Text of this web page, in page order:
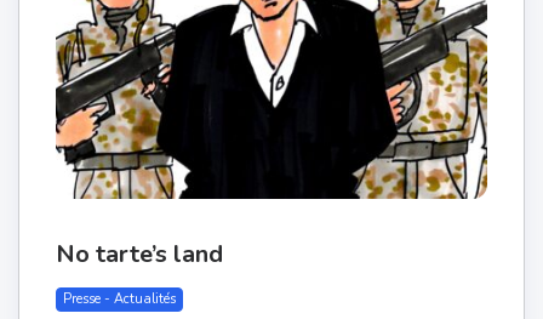
No tarte’s land
Presse - Actualités